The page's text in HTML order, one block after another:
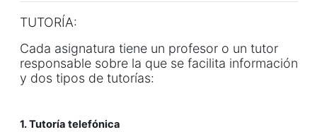
TUTORÍA:
Cada asignatura tiene un profesor o un tutor
responsable sobre la que se facilita información
y dos tipos de tutorías:
1. Tutoría telefónica